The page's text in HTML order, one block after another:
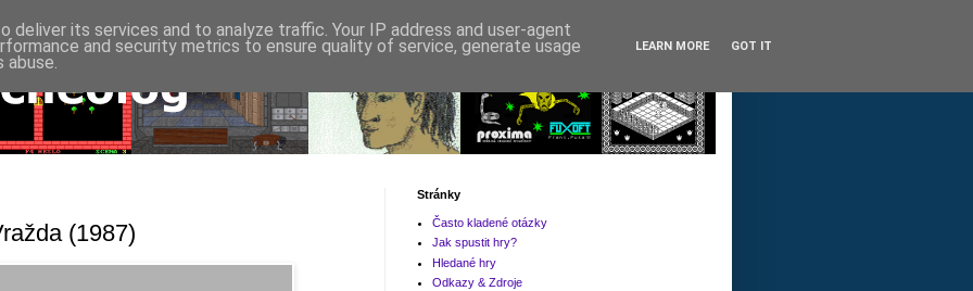
(1987)
Stránky
Často kladené otázky
Jak spustit hry?
Hledané hry
Odkazy & Zdroje
deliver its services and to analyze traffic. Your IP address and user-agent
and security metrics to ensure quality of service, generate usage LEARN MORE GOT IT